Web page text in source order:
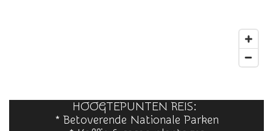
HOOGTEPUNTEN REIS:
* Betoverende Nationale Parken